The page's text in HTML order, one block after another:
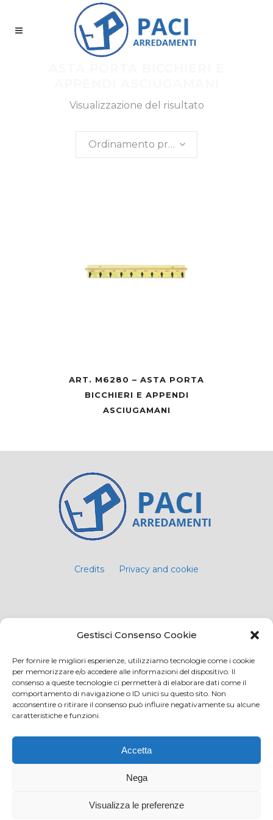
Gestisci Consenso Cookie
Per fornire le migliori esperienze, utilizziamo tecnologie come i cookie
per memorizzare e/o accedere alle informazioni del dispositivo. Il
consenso a queste tecnologie ci permetterà di elaborare dati come il
comportamento di navigazione o ID unici su questo sito. Non
acconsentire o ritirare il consenso può influire negativamente su alcune
caratteristiche e funzioni.
Accetta
Nega
Visualizza le preferenze
Visualizzazione del risultato
Ordinamento predefinito
ART. M6280 – ASTA PORTA
BICCHIERI E APPENDI
ASCIUGAMANI
Credits Privacy and cookie
E-mail: info@paciarrediscolastici.com
PEC: pacisrl@interfreepec.it
Tel e Fax: +39 0571 675108
PI e CF: 05012160486 Registro delle Imprese di
Capitale Sociale Euro 20.800,00 i.v.